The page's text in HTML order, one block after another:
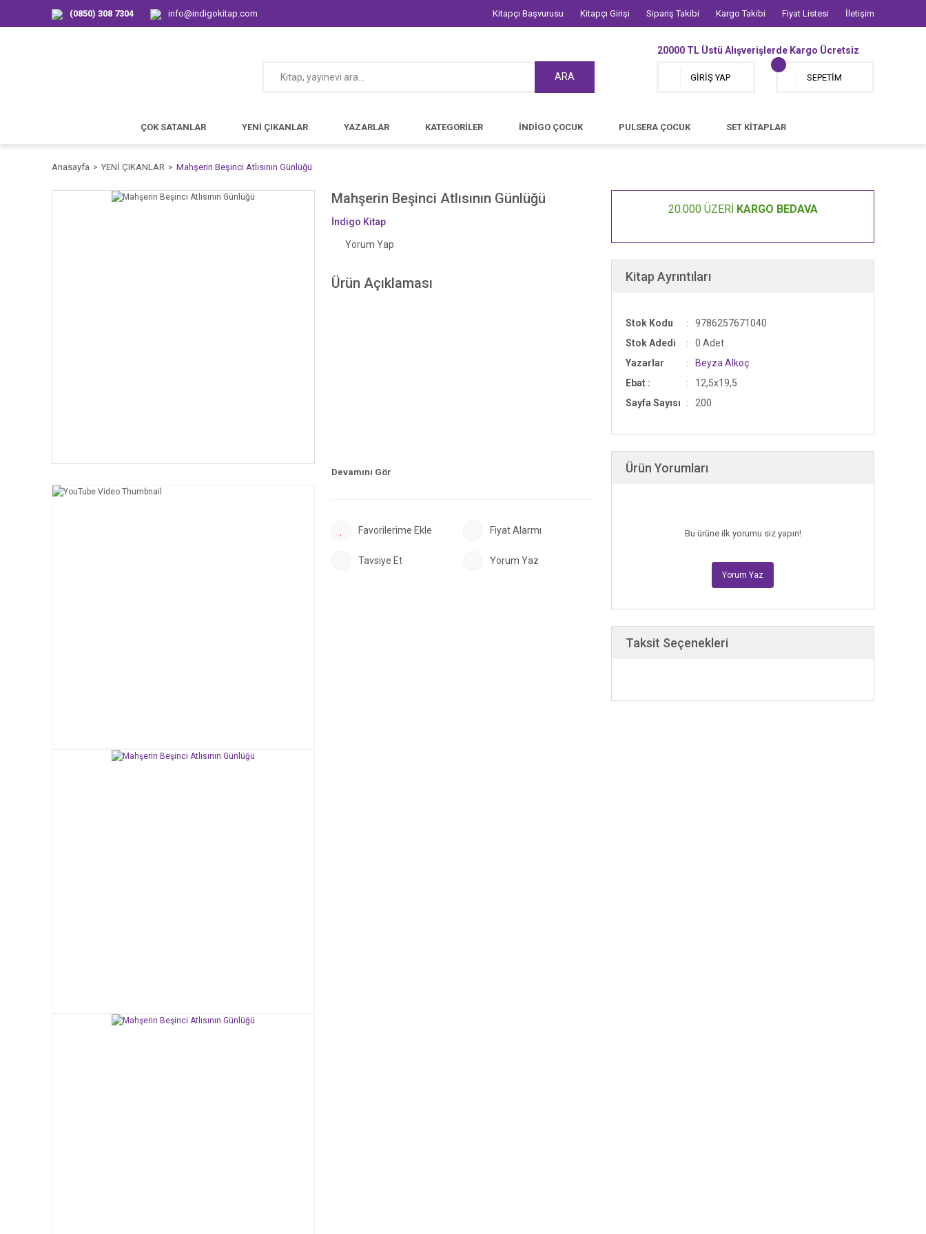
(0850) 308 7304 info@indigokitap.com Kitapçı Başvurusu Kitapçı Girişi Sipariş Takibi Kargo Takibi Fiyat Listesi İletişim
ARA
20000 TL Üstü Alışverişlerde Kargo Ücretsiz
GİRİŞ YAP SEPETİM
ÇOK SATANLAR YENİ ÇIKANLAR YAZARLAR KATEGORİLER İNDİGO ÇOCUK PULSERA ÇOCUK SET KİTAPLAR
Anasayfa YENİ ÇIKANLAR Mahşerin Beşinci Atlısının Günlüğü
Mahşerin Beşinci Atlısının Günlüğü
İndigo Kitap
Yorum Yap
Ürün Açıklaması
Fiyat Alarmı
Tavsiye Et Yorum Yaz
20.000 ÜZERİ KARGO BEDAVA
Kitap Ayrıntıları
Stok Kodu
9786257671040
Stok Adedi
0 Adet
Yazarlar
Beyza Alkoç
Ebat :
12,5x19,5
Sayfa Sayısı
200
Ürün Yorumları
Bu ürüne ilk yorumu siz yapın!
Yorum Yaz
Taksit Seçenekleri